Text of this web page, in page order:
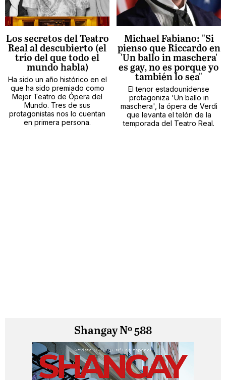
Los secretos del Teatro
Real al descubierto (el
trío del que todo el
mundo habla)
Ha sido un año histórico en el
que ha sido premiado como
Mejor Teatro de Ópera del
Mundo. Tres de sus
protagonistas nos lo cuentan
en primera persona.
Michael Fabiano: "Si
pienso que Riccardo en
'Un ballo in maschera'
es gay, no es porque yo
también lo sea"
El tenor estadounidense
protagoniza 'Un ballo in
maschera', la ópera de Verdi
que levanta el telón de la
temporada del Teatro Real.
Shangay Nº 588